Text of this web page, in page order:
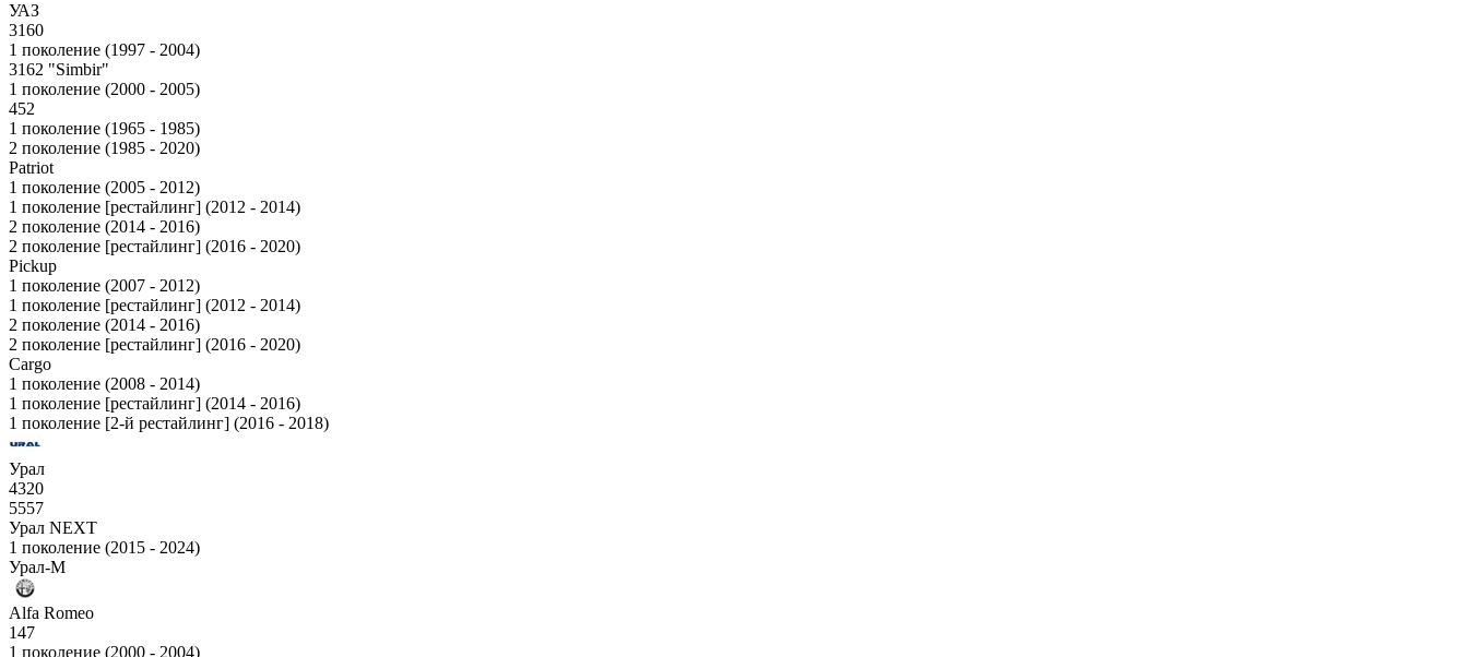
УАЗ
3160
1 поколение (1997 - 2004)
3162 "Simbir"
1 поколение (2000 - 2005)
452
1 поколение (1965 - 1985)
2 поколение (1985 - 2020)
Patriot
1 поколение (2005 - 2012)
1 поколение [рестайлинг] (2012 - 2014)
2 поколение (2014 - 2016)
2 поколение [рестайлинг] (2016 - 2020)
Pickup
1 поколение (2007 - 2012)
1 поколение [рестайлинг] (2012 - 2014)
2 поколение (2014 - 2016)
2 поколение [рестайлинг] (2016 - 2020)
Cargo
1 поколение (2008 - 2014)
1 поколение [рестайлинг] (2014 - 2016)
1 поколение [2-й рестайлинг] (2016 - 2018)
Урал
4320
5557
Урал NEXT
1 поколение (2015 - 2024)
Урал-М
Alfa Romeo
147
1 поколение (2000 - 2004)